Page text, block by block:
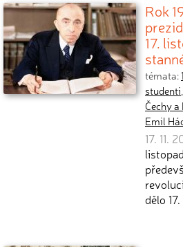
Rok
17.
témata:
studenti,
Čechy
Emil
17. 11.
dělo